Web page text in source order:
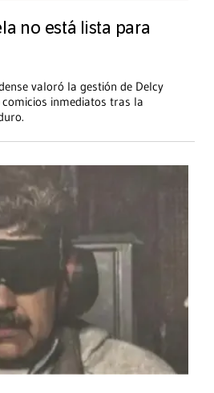
no está lista para
valoró la gestión de Delcy
inmediatos tras la